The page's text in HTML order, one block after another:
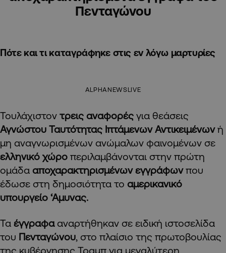
Πενταγώνου
Πότε και τι καταγράφηκε στις εν λόγω μαρτυρίες
ALPHANEWSLIVE
Τουλάχιστον τρεις αναφορές για θεάσεις
Αγνώστου Ταυτότητας Ιπτάμενων Αντικειμένωνή
μη αναγνωρισμένων ανώμαλων φαινομένων σε
ελληνικό χώρο περιλαμβάνονται στην πρώτη
ομάδα αποχαρακτηρισμένων εγγράφωνπου
έδωσε στη δημοσιότητα το αμερικανικό
υπουργείο ‘Αμυνας.
Τα έγγραφααναρτήθηκαν σε ειδική ιστοσελίδα
του Πενταγώνου, στο πλαίσιο της πρωτοβουλίας
της κυβέρνησης Τραμπ για μεγαλύτερη